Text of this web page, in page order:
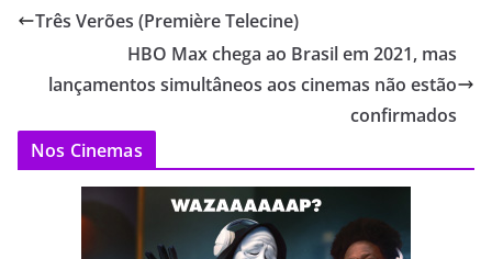
Três Verões (Première Telecine)
HBO Max chega ao Brasil em 2021, mas
lançamentos simultâneos aos cinemas não estão
confirmados
Nos Cinemas